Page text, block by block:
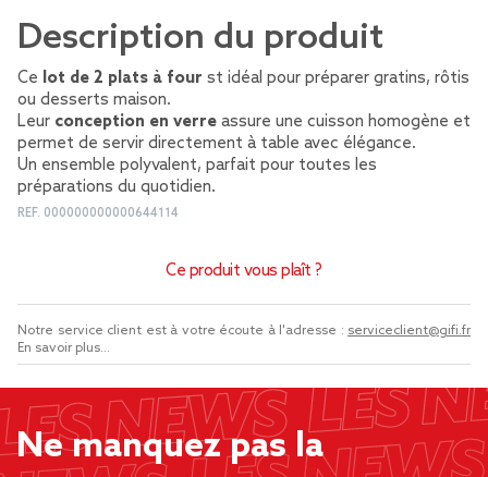
Description du produit
Ce lot de 2 plats à four st idéal pour préparer gratins, rôtis
ou desserts maison.
Leur conception en verre assure une cuisson homogène et
permet de servir directement à table avec élégance.
Un ensemble polyvalent, parfait pour toutes les
préparations du quotidien.
REF. 000000000000644114
Ce produit vous plaît ?
Notre service client est à votre écoute à l'adresse : serviceclient@gifi.fr
En savoir plus...
Ne manquez pas la